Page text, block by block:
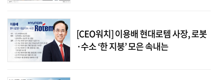
[CEO워치] 이용배 현대로템 사장, 로봇
·수소 ‘한 지붕’ 모은 속내는